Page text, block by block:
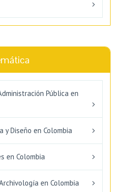
Pública en
y Diseño en Colombia
en Colombia
en Colombia